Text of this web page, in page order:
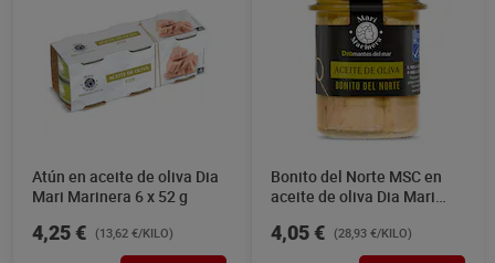
Atún en aceite de oliva Dia
Mari Marinera 6 x 52 g
4,25 € (13,62 €/KILO)
Bonito del Norte MSC en
aceite de oliva Dia Mari
4,05 € (28,93 €/KILO)